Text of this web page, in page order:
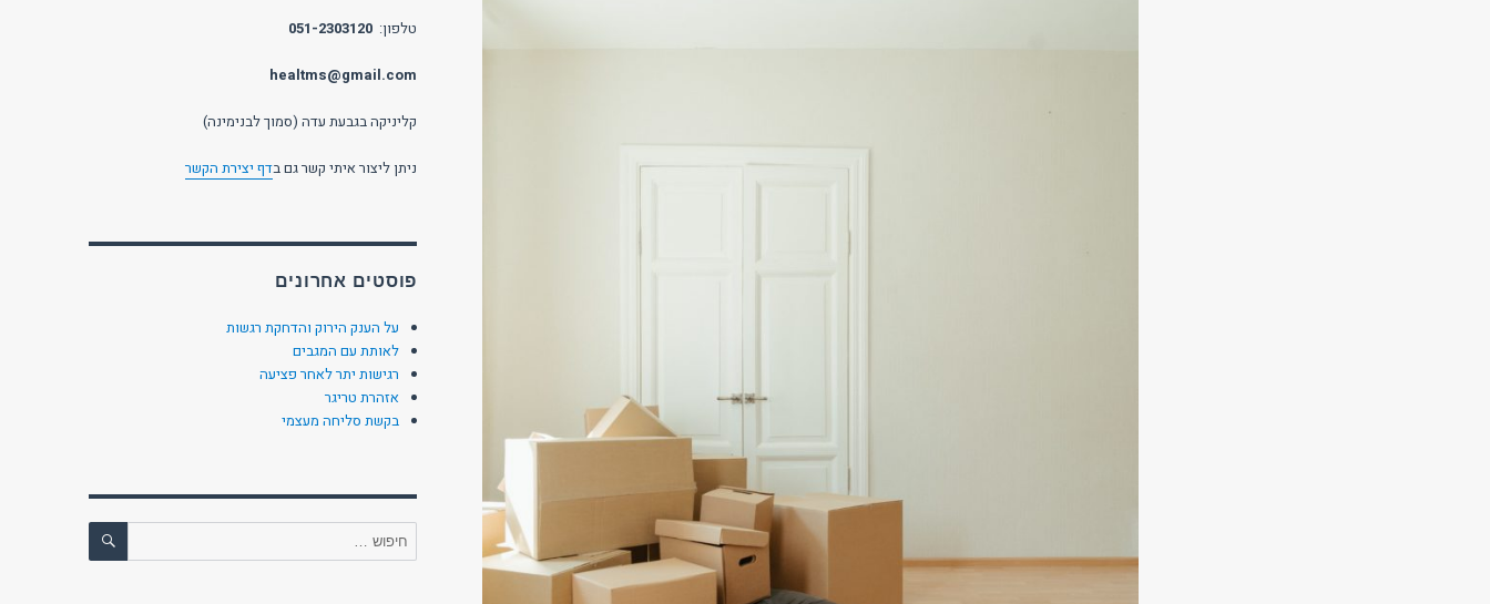
טלפון: 051-2303120
healtms@gmail.com
קליניקה בגבעת עדה (סמוך לבנימינה)
ניתן ליצור איתי קשר גם בדף יצירת הקשר
פוסטים אחרונים
על הענק הירוק והדחקת רגשות
לאותת עם המגבים
רגישות יתר לאחר פציעה
אזהרת טריגר
בקשת סליחה מעצמי
חפש: חיפוש